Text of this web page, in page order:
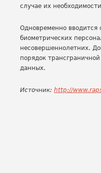
случае их
Одновременно вводится
биометрических
несовершеннолетних.
порядок
данных.
Источник: http://